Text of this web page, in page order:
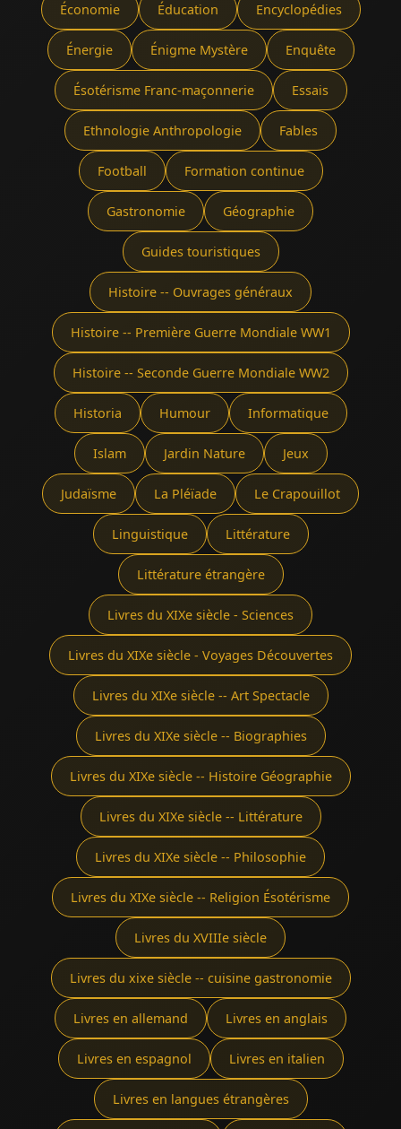
Économie Éducation Encyclopédies
Énergie Énigme Mystère Enquête
Ésotérisme Franc-maçonnerie Essais
Ethnologie Anthropologie Fables
Football Formation continue
Gastronomie Géographie
Guides touristiques
Histoire -- Ouvrages généraux
Histoire -- Première Guerre Mondiale WW1
Histoire -- Seconde Guerre Mondiale WW2
Historia Humour Informatique
Islam Jardin Nature Jeux
Judaïsme La Pléïade Le Crapouillot
Linguistique Littérature
Littérature étrangère
Livres du XIXe siècle - Sciences
Livres du XIXe siècle - Voyages Découvertes
Livres du XIXe siècle -- Art Spectacle
Livres du XIXe siècle -- Biographies
Livres du XIXe siècle -- Histoire Géographie
Livres du XIXe siècle -- Littérature
Livres du XIXe siècle -- Philosophie
Livres du XIXe siècle -- Religion Ésotérisme
Livres du XVIIIe siècle
Livres du xixe siècle -- cuisine gastronomie
Livres en allemand Livres en anglais
Livres en espagnol Livres en italien
Livres en langues étrangères